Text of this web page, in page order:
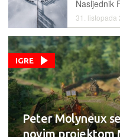
31. listopada
IGRE
Peter Molyneux
novim projektom